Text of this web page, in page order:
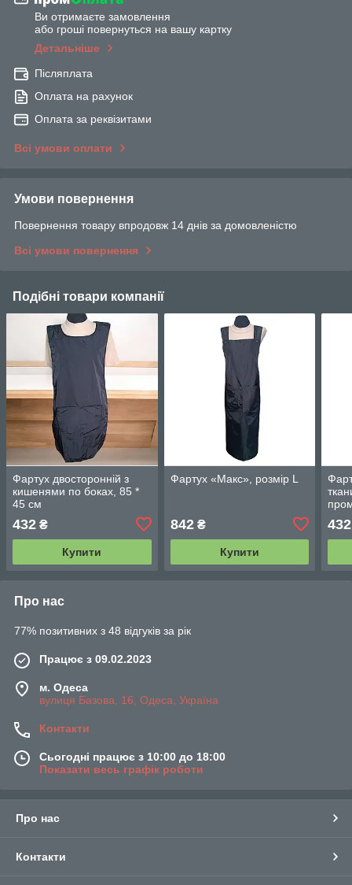
Ви отримаєте замовлення
або гроші повернуться на вашу картку
Детальніше
Післяплата
Оплата на рахунок
Оплата за реквізитами
Всі умови оплати
Умови повернення
Повернення товару впродовж 14 днів за домовленістю
Всі умови повернення
Подібні товари компанії
Фартух двосторонній з
кишенями по боках, 85 *
45 см
432 ₴
Купити
Фартух «Макс», розмір L
842₴
Купити
432
Про нас
77% позитивних з 48 відгуків за рік
Працює з 09.02.2023
м. Одеса
вулиця Базова, 16, Одеса, Україна
Контакти
Сьогодні працює з 10:00 до 18:00
Показати весь графік роботи
Про нас
Контакти